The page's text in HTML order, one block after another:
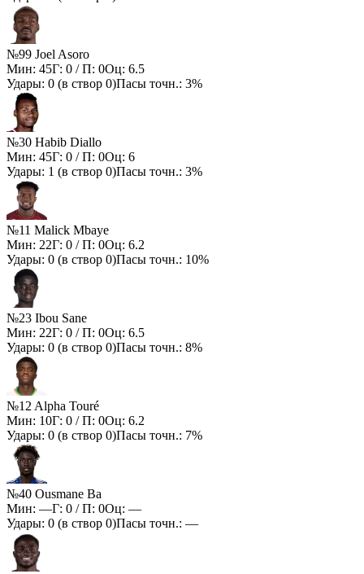
№99 Joel Asoro
Мин: 45Г: 0 / П: 0Оц: 6.5
Удары: 0 (в створ 0)Пасы точн.: 3%
№30 Habib Diallo
Мин: 45Г: 0 / П: 0Оц: 6
Удары: 1 (в створ 0)Пасы точн.: 3%
№11 Malick Mbaye
Мин: 22Г: 0 / П: 0Оц: 6.2
Удары: 0 (в створ 0)Пасы точн.: 10%
№23 Ibou Sane
Мин: 22Г: 0 / П: 0Оц: 6.5
Удары: 0 (в створ 0)Пасы точн.: 8%
№12 Alpha Touré
Мин: 10Г: 0 / П: 0Оц: 6.2
Удары: 0 (в створ 0)Пасы точн.: 7%
№40 Ousmane Ba
Мин: —Г: 0 / П: 0Оц: —
Удары: 0 (в створ 0)Пасы точн.: —